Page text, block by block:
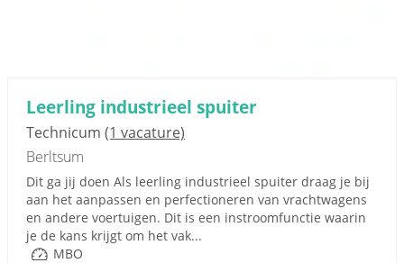
Leerling industrieel spuiter
Technicum (1 vacature)
Berltsum
Dit ga jij doen Als leerling industrieel spuiter draag je bij
aan het aanpassen en perfectioneren van vrachtwagens
en andere voertuigen. Dit is een instroomfunctie waarin
je de kans krijgt om het vak...
MBO